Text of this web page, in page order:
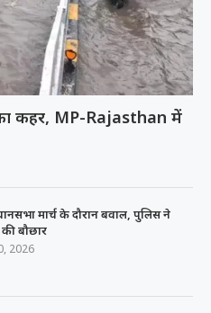
कहर, MP-Rajasthan में
मार्च के दौरान बवाल, पुलिस ने
की बौछार
2026